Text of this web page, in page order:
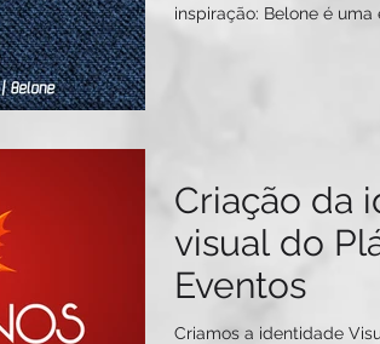
inspiração: Belone é uma
Criação da
visual do
Eventos
Criamos a identidade